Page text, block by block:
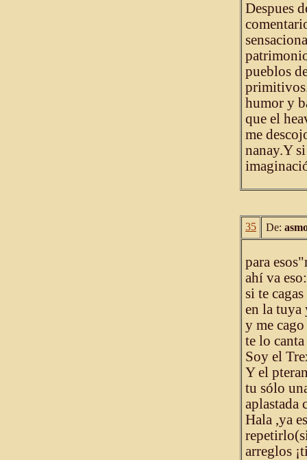
Despues
pueblos
humor y
que el
me
nanay.Y
35 De:
para
ahí va eso:
si te
en la tuya
y me
te lo
Soy el
Y el
tu sólo
aplastada
Hala ,ya
arreglos